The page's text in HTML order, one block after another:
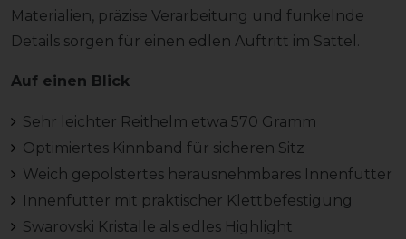
Materialien, präzise Verarbeitung und funkelnde
Details sorgen für einen edlen Auftritt im Sattel.
Auf einen Blick
Sehr leichter Reithelm etwa 570 Gramm
Optimiertes Kinnband für sicheren Sitz
Weich gepolstertes herausnehmbares Innenfutter
Innenfutter mit praktischer Klettbefestigung
Swarovski Kristalle als edles Highlight